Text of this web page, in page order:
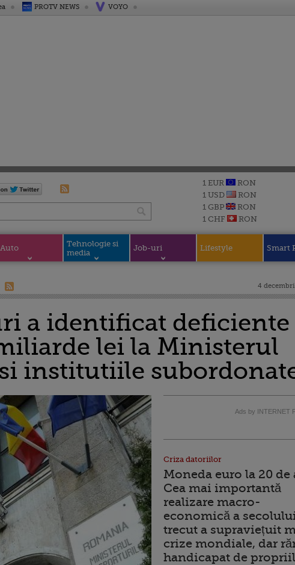
PROTV NEWS VOYO
1 EUR
RON
1 USD
RON
1 GBP
RON
1 CHF
RON
Auto
Tehnologie si
media
Job-uri Lifestyle Smart
4
a identificat deficiente
lei la Ministerul
institutiile
Ads by INTERNET
Criza datoriilor
Moneda euro la 20 de
Cea mai importantă
realizare macro-
economică a
trecut a supraviețuit
crize mondiale, dar
handicapat de